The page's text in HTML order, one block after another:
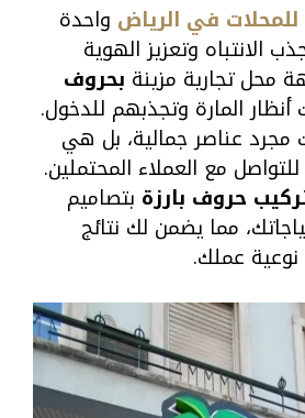
في الرياض واحدة
الانتباه وتعزيز الهوية
محل تجارية مزينة بحروف
أنظار المارة وتجذبهم للدخول.
عناصر جمالية، بل هي
مع العملاء المحتملين.
حروف بارزة بتصاميم
مما يضمن لك نتائج
عملك.